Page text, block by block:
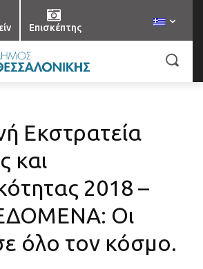
Επισκέπτης
Εκστρατεία
και
2018 –
Οι
όλο τον κόσμο.